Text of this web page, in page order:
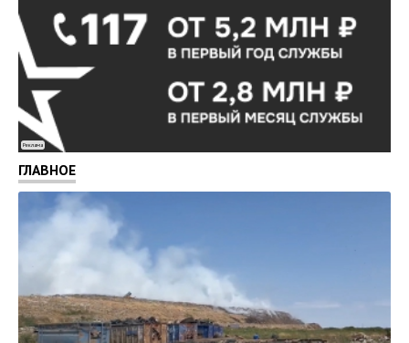
Реклама
ГЛАВНОЕ